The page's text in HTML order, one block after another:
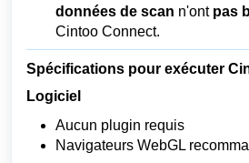
données de scan n'ont pas
Cintoo Connect.
Spécifications pour exécuter
Logiciel
Aucun plugin requis
Navigateurs WebGL